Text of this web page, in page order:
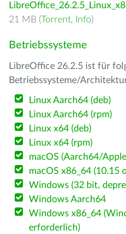
21 MB (Torrent, Info)
Betriebssysteme
LibreOffice 26.2.5 ist für
Betriebssysteme/
Linux Aarch64 (deb)
Linux Aarch64 (rpm)
Linux x64 (deb)
Linux x64 (rpm)
macOS (Aarch64/
macOS x86_64 (10.15
Windows (32 bit,
Windows Aarch64
Windows x86_64
erforderlich)